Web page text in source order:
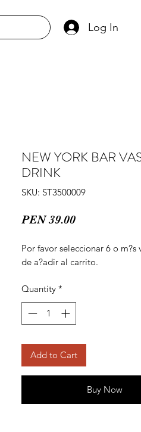
Log In
NEW YORK BAR
DRINK
SKU: ST3500009
PEN 39.00Price
Por favor seleccionar 6 o m?s
de a?adir al carrito.
Quantity *
Add to Cart
Buy Now